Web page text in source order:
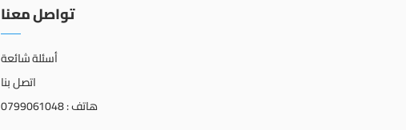
تواصل معنا
أسئلة شائعة
اتصل بنا
هاتف : 0799061048